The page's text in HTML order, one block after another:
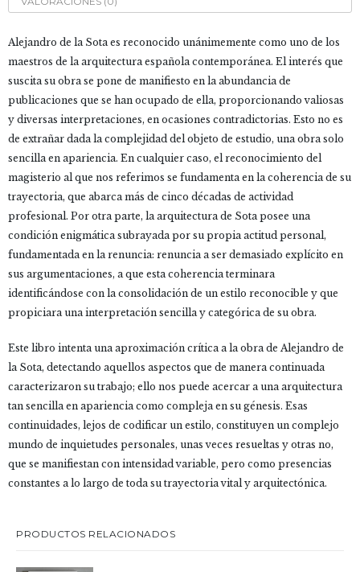
Alejandro de la Sota es reconocido unánimemente como uno de los
maestros de la arquitectura española contemporánea. El interés que
suscita su obra se pone de manifiesto en la abundancia de
publicaciones que se han ocupado de ella, proporcionando valiosas
y diversas interpretaciones, en ocasiones contradictorias. Esto no es
de extrañar dada la complejidad del objeto de estudio, una obra solo
sencilla en apariencia. En cualquier caso, el reconocimiento del
magisterio al que nos referimos se fundamenta en la coherencia de su
trayectoria, que abarca más de cinco décadas de actividad
profesional. Por otra parte, la arquitectura de Sota posee una
condición enigmática subrayada por su propia actitud personal,
fundamentada en la renuncia: renuncia a ser demasiado explícito en
sus argumentaciones, a que esta coherencia terminara
identificándose con la consolidación de un estilo reconocible y que
propiciara una interpretación sencilla y categórica de su obra.
Este libro intenta una aproximación crítica a la obra de Alejandro de
la Sota, detectando aquellos aspectos que de manera continuada
caracterizaron su trabajo; ello nos puede acercar a una arquitectura
tan sencilla en apariencia como compleja en su génesis. Esas
continuidades, lejos de codificar un estilo, constituyen un complejo
mundo de inquietudes personales, unas veces resueltas y otras no,
que se manifiestan con intensidad variable, pero como presencias
constantes a lo largo de toda su trayectoria vital y arquitectónica.
PRODUCTOS RELACIONADOS